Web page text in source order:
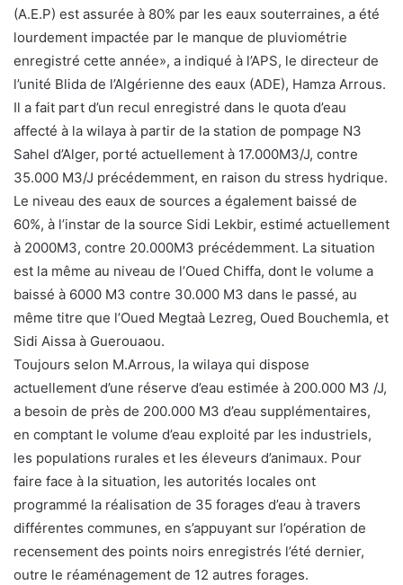
(A.E.P) est assurée à 80% par les eaux souterraines, a été
lourdement impactée par le manque de pluviométrie
enregistré cette année», a indiqué à l’APS, le directeur de
l’unité Blida de l’Algérienne des eaux (ADE), Hamza Arrous.
Il a fait part d’un recul enregistré dans le quota d’eau
affecté à la wilaya à partir de la station de pompage N3
Sahel d’Alger, porté actuellement à 17.000M3/J, contre
35.000 M3/J précédemment, en raison du stress hydrique.
Le niveau des eaux de sources a également baissé de
60%, à l’instar de la source Sidi Lekbir, estimé actuellement
à 2000M3, contre 20.000M3 précédemment. La situation
est la même au niveau de l’Oued Chiffa, dont le volume a
baissé à 6000 M3 contre 30.000 M3 dans le passé, au
même titre que l’Oued Megtaà Lezreg, Oued Bouchemla, et
Sidi Aissa à Guerouaou.
Toujours selon M.Arrous, la wilaya qui dispose
actuellement d’une réserve d’eau estimée à 200.000 M3 /J,
a besoin de près de 200.000 M3 d’eau supplémentaires,
en comptant le volume d’eau exploité par les industriels,
les populations rurales et les éleveurs d’animaux. Pour
faire face à la situation, les autorités locales ont
programmé la réalisation de 35 forages d’eau à travers
différentes communes, en s’appuyant sur l’opération de
recensement des points noirs enregistrés l’été dernier,
outre le réaménagement de 12 autres forages.